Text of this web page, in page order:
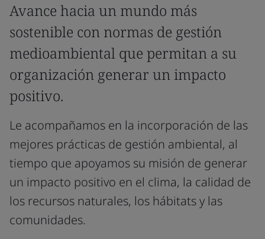
Avance hacia un mundo más
sostenible con normas de gestión
medioambiental que permitan a su
organización generar un impacto
positivo.
Le acompañamos en la incorporación de las
mejores prácticas de gestión ambiental, al
tiempo que apoyamos su misión de generar
un impacto positivo en el clima, la calidad de
los recursos naturales, los hábitats y las
comunidades.